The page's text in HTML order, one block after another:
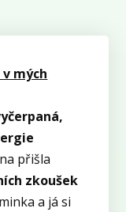
mých
přišla
zkoušek
a já si